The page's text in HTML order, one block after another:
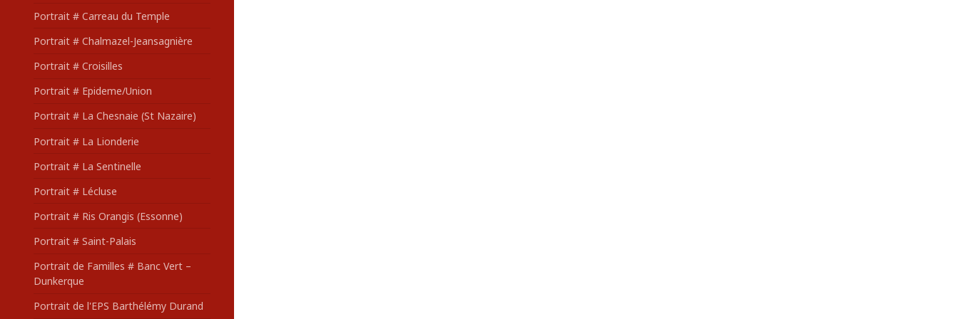
Portrait # Carreau du Temple
Portrait # Chalmazel-Jeansagnière
Portrait # Croisilles
Portrait # Epideme/Union
Portrait # La Chesnaie (St Nazaire)
Portrait # La Lionderie
Portrait # La Sentinelle
Portrait # Lécluse
Portrait # Ris Orangis (Essonne)
Portrait # Saint-Palais
Portrait de Familles # Banc Vert –
Dunkerque
Portrait de l'EPS Barthélémy Durand